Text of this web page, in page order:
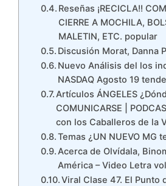
Reseñas ¡RECICLA!!
CIERRE A MOCHILA,
MALETIN, ETC. popular
Discusión Morat, Danna
Nuevo Análisis del los
NASDAQ Agosto 19
Artículos ÁNGELES
COMUNICARSE |
con los Caballeros de la
Temas ¿UN NUEVO MG
Acerca de Olvídala,
América – Video Letra
Viral Clase 47. El Punto